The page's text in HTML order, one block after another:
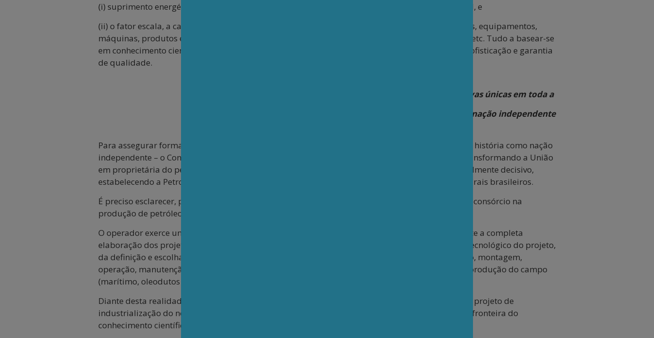
(i) suprimento energético a longo prazo, no caso do pré-sal por décadas ao longo deste século XXI, e
(ii) o fator escala, a caracterizar a garantia firme de demanda por uma imensa gama de materiais, equipamentos,
máquinas, produtos eletrônicos, sistemas computacionais de controle e qualidade de produção etc. Tudo a basear-se
em conhecimento científico e capacitação tecnológica e de engenharia de projetos com elevada sofisticação e garantia
de qualidade.
Atacar perspectivas únicas em toda a
nossa história como nação independente
Para assegurar formalmente a concretização destas perspectivas – talvez únicas em toda a nossa história como nação
independente – o Congresso Nacional aprovou o novo marco regulatório do pré-sal brasileiro, transformando a União
em proprietária do petróleo/gás produzido nos novos campos dentro da área mapeada e, centralmente decisivo,
estabelecendo a Petrobrás como operadora única da produção destes estratégicos recursos naturais brasileiros.
É preciso esclarecer, para o público não especializado, o que significa atuar como operador num consórcio na
produção de petróleo/gás natural.
O operador exerce um controle total não só sobre as atividades operacionais. Abrange igualmente a completa
elaboração dos projetos de engenharia envolvidos e, em consequência, do conteúdo científico e tecnológico do projeto,
da definição e escolha de todos os materiais, equipamentos e processos necessários à construção, montagem,
operação, manutenção, reparo e de toda a sofisticada logística de transferência e transporte da produção do campo
(marítimo, oleodutos e gasodutos).
Diante desta realidade, pode-se perceber o poder do operador do campo em contribuir para um projeto de
industrialização do nosso país, principalmente, no caso do nosso pré-sal, quando se trabalha na fronteira do
conhecimento científico/tecnológico.